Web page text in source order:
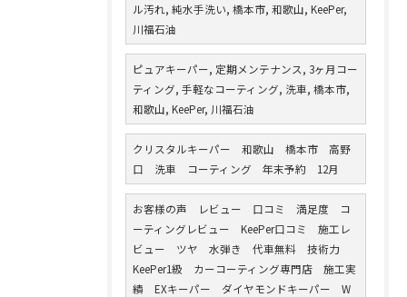
ル汚れ, 純水手洗い, 橋本市, 和歌山, KeePer,
川福石油
ピュアキーパー, 定期メンテナンス, 3ヶ月コー
ティング, 手軽なコーティング, 洗車, 橋本市,
和歌山, KeePer, 川福石油
クリスタルキーパー 和歌山 橋本市 高野
口 洗車 コーティング 年末予約 12月
お客様の声 レビュー 口コミ 満足度 コ
ーティングレビュー KeePer口コミ 施工レ
ビュー ツヤ 水弾き 代車無料 技術力
KeePer1級 カーコーティング専門店 施工実
績 EXキーパー ダイヤモンドキーパー W